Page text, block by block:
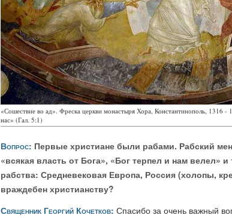
«Сошествие во ад». Фреска церкви монастыря Хора, Константинополь, 1316
нас» (Гал. 5:1)
Вопрос: Первые христиане были рабами. Рабский
«всякая власть от Бога», «Бог терпел и нам велел»
рабства: Средневековая Европа, Россия (холопы,
враждебен христианству?
Священник Георгий Кочетков: Спасибо за очень важный